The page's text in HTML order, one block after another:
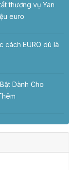
thương vụ Yan
euro
cách EURO dù là
Dành Cho